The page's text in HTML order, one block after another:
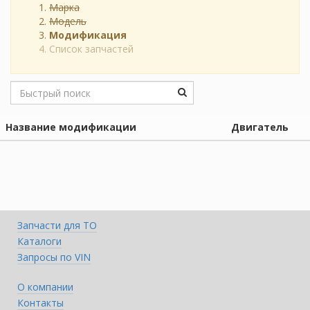
Марка
Модель
Модификация
Список запчастей
Название модификации Двигатель
Запчасти для ТО
Каталоги
Запросы по VIN
О компании
Контакты